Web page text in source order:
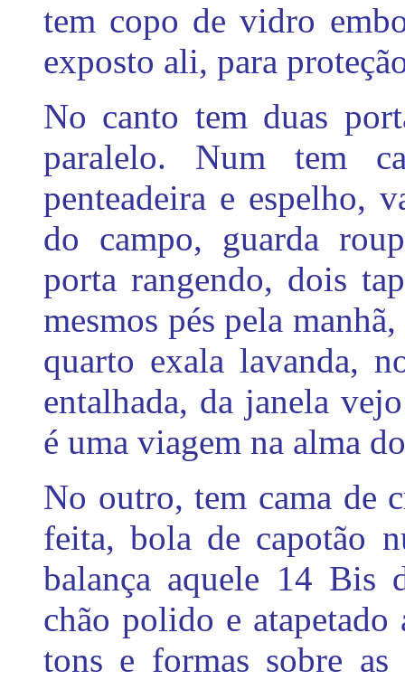
tem copo de vidro
exposto ali, para
No canto tem duas
paralelo. Num tem
penteadeira e espelho,
do campo, guarda
porta rangendo, dois
mesmos pés pela
quarto exala lavanda,
entalhada, da janela
é uma viagem na alma
No outro, tem cama de
feita, bola de capotão
balança aquele 14 Bis
chão polido e
tons e formas sobre